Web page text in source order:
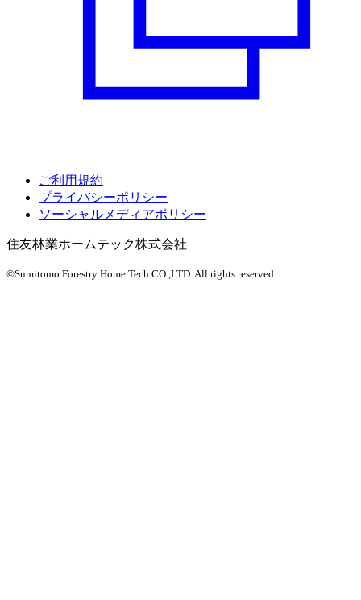
ご利用規約
プライバシーポリシー
ソーシャルメディアポリシー
住友林業ホームテック株式会社
©Sumitomo Forestry Home Tech CO.,LTD. All rights reserved.